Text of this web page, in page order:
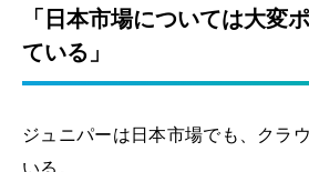
「日本市場については大変
ている」
ジュニパーは日本市場でも、クラ
いる。